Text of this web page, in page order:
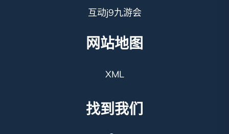
互动j9九游会
网站地图
XML
找到我们